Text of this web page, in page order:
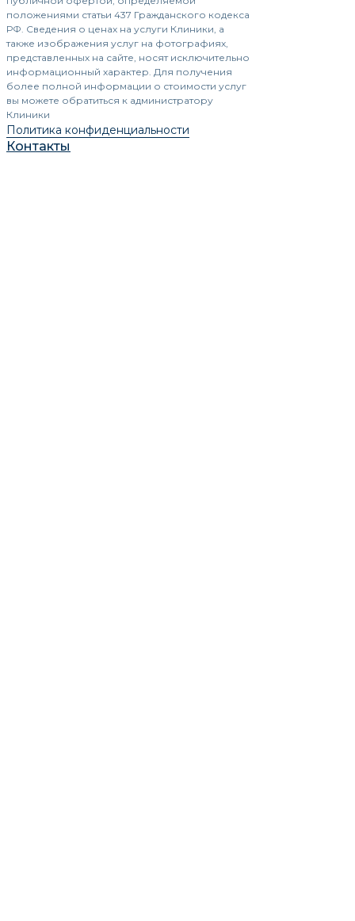
положениями статьи 437 Гражданского кодекса
РФ. Сведения о ценах на услуги Клиники, а
также изображения услуг на фотографиях,
представленных на сайте, носят исключительно
информационный характер. Для получения
более полной информации о стоимости услуг
вы можете обратиться к администратору
Клиники
Политика конфиденциальности
Контакты